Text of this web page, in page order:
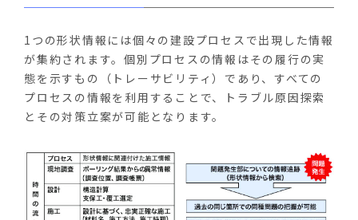
1つの形状情報には個々の建設プロセスで出現した情報
が集約されます。個別プロセスの情報はその履行の実
態を示すもの（トレーサビリティ）であり、すべての
プロセスの情報を利用することで、トラブル原因探索
とその対策立案が可能となります。